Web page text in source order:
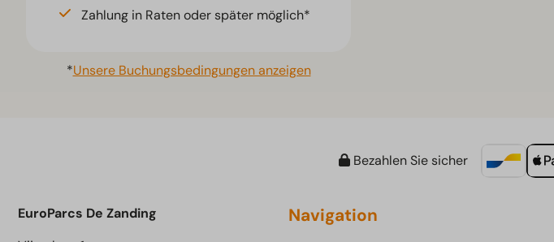
Zahlung in Raten oder später möglich*
*Unsere Buchungsbedingungen anzeigen
Bezahlen Sie sicher
EuroParcs De Zanding
Navigation